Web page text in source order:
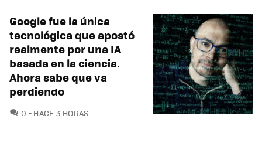
Google fue la única
tecnológica que apostó
realmente por una IA
basada en la ciencia.
Ahora sabe que va
perdiendo
0 COMENTARIOS
HACE 3 HORAS